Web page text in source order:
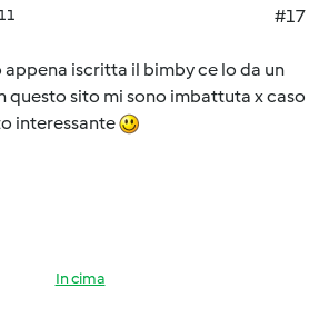
#17
iscritta il bimby ce lo da un
questo sito mi sono imbattuta x caso
interessante
In cima